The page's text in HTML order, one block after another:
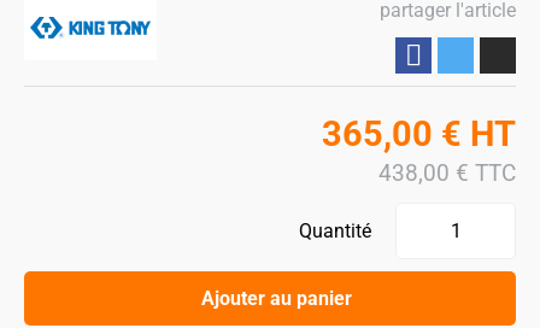
partager l'article
365,00 € HT
438,00 € TTC
Quantité
Ajouter au panier